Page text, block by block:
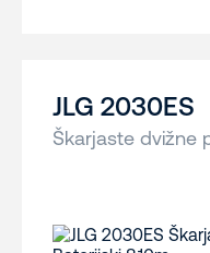
JLG 2030ES
Škarjaste dvižne